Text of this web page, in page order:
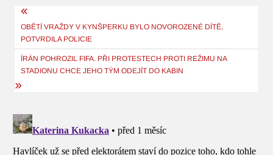
Navigace
pro
příspěvek
OBĚTÍ VRAŽDY V KYNŠPERKU BYLO NOVOROZENÉ DÍTĚ,
POTVRDILA POLICIE
ÍRÁN POHROZIL FIFA. PŘI PROTESTECH PROTI REŽIMU NA
STADIONU CHCE JEHO TÝM ODEJÍT DO KABIN